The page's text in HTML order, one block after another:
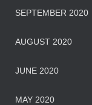
SEPTEMBER 2020
AUGUST 2020
JUNE 2020
MAY 2020